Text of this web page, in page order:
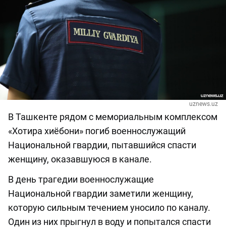
uznews.uz
В Ташкенте рядом с мемориальным комплексом
«Хотира хиёбони» погиб военнослужащий
Национальной гвардии, пытавшийся спасти
женщину, оказавшуюся в канале.
В день трагедии военнослужащие
Национальной гвардии заметили женщину,
которую сильным течением уносило по каналу.
Один из них прыгнул в воду и попытался спасти